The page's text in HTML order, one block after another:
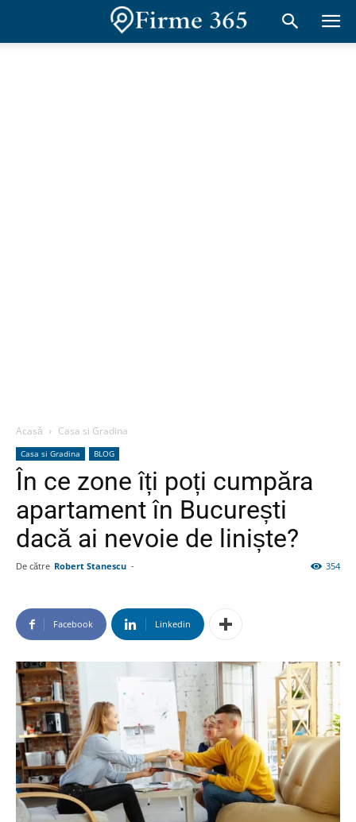
Acasă Casa si Gradina
Casa si Gradina BLOG
În ce zone îți poți cumpăra
apartament în București
dacă ai nevoie de liniște?
De către Robert Stanescu - 354
Facebook Linkedin